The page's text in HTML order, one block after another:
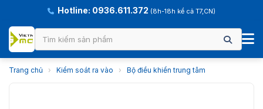
Hotline: 0936.611.372 (8h-18h kể cả T7,CN)
Trang chủ › Kiểm soát ra vào › Bộ điều khiển trung tâm